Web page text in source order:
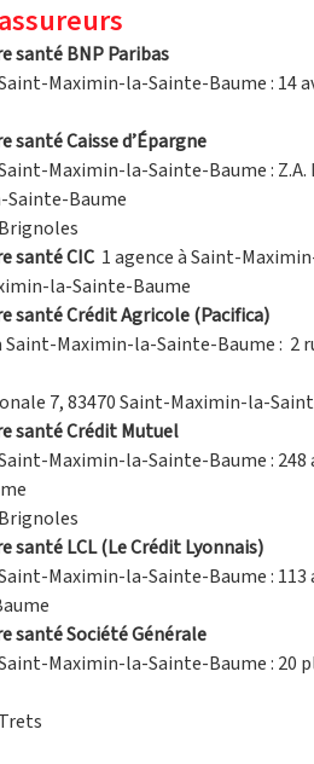
santé BNP Paribas
Maximin-la-Sainte-Baume : 14
santé Caisse d’Épargne
Maximin-la-Sainte-Baume :
Baume
santé CIC 1 agence à Saint-
la-Sainte-Baume
santé Crédit Agricole (Pacifica)
Saint-Maximin-la-Sainte-Baume :
7, 83470 Saint-Maximin-la-
santé Crédit Mutuel
Maximin-la-Sainte-Baume :
santé LCL (Le Crédit Lyonnais)
Maximin-la-Sainte-Baume : 113
santé Société Générale
Maximin-la-Sainte-Baume :